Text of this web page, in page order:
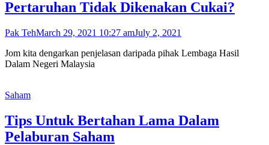
Pertaruhan Tidak Dikenakan Cukai?
Pak TehMarch 29, 2021 10:27 amJuly 2, 2021
Jom kita dengarkan penjelasan daripada pihak Lembaga Hasil
Dalam Negeri Malaysia
Saham
Tips Untuk Bertahan Lama Dalam
Pelaburan Saham